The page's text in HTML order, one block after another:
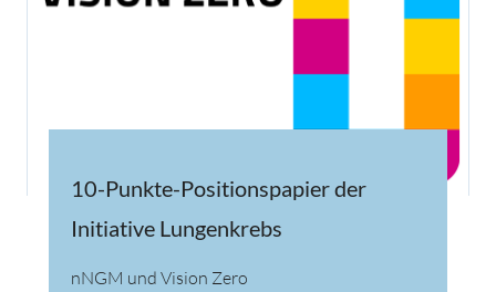
10-Punkte-Positionspapier der
Initiative Lungenkrebs
nNGM und Vision Zero